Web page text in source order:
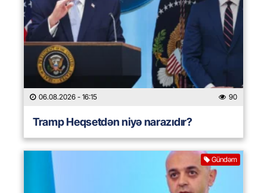
06.08.2026 - 16:15 90
Tramp Heqsetdən niyə narazıdır?
Gündəm